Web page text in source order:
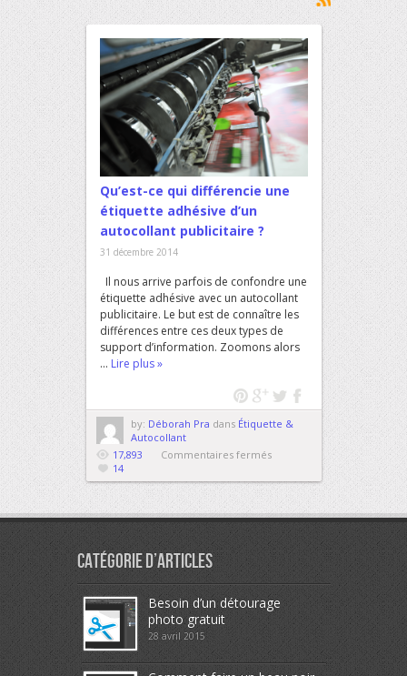
Qu’est-ce qui différencie une
étiquette adhésive d’un
autocollant publicitaire ?
31 décembre 2014
Il nous arrive parfois de confondre une
étiquette adhésive avec un autocollant
publicitaire. Le but est de connaître les
différences entre ces deux types de
support d’information. Zoomons alors
... Lire plus »
by: Déborah Pra dans Étiquette &
Autocollant
17,893
Commentaires ferméssur
ce
différencie
une
étiquette
adhésive
d’un
autocollant
publicitaire
?
14
Catégorie d’articles
Besoin d’un détourage
photo gratuit
28 avril 2015